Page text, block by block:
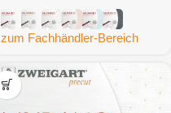
zum Fachhändler-Bereich